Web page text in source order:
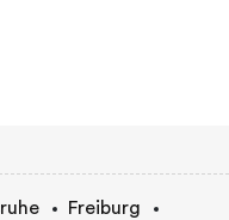
Freiburg